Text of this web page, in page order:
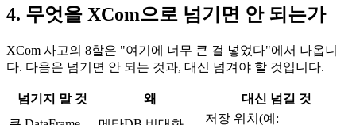
4. 무엇을 XCom으로 넘기면 안 되는가
XCom 사고의 8할은 "여기에 너무 큰 걸 넣었다"에서 나옵니
다. 다음은 넘기면 안 되는 것과, 대신 넘겨야 할 것입니다.
넘기지 말 것 왜
대신 넘길 것
저장 위치(예: